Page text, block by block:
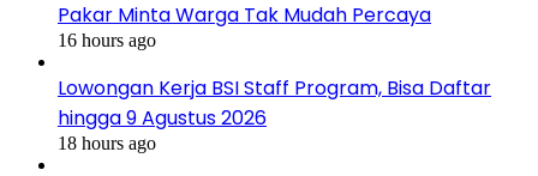
Pakar Minta Warga Tak Mudah Percaya
16 hours ago
Lowongan Kerja BSI Staff Program, Bisa Daftar
hingga 9 Agustus 2026
18 hours ago